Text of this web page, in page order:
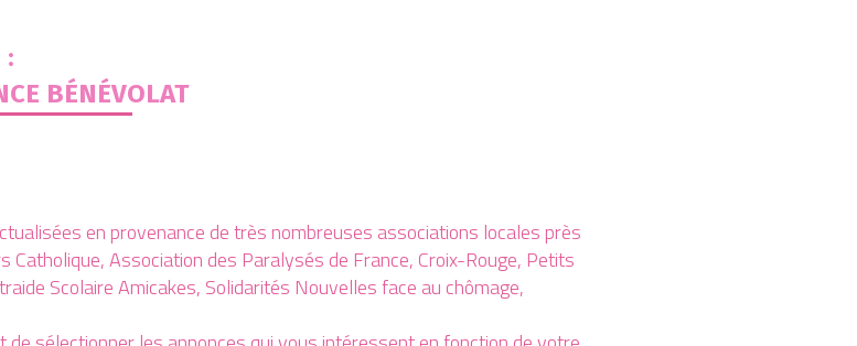
:
BÉNÉVOLAT
en provenance de très nombreuses associations locales près
Catholique, Association des Paralysés de France, Croix-Rouge, Petits
Scolaire Amicakes, Solidarités Nouvelles face au chômage,